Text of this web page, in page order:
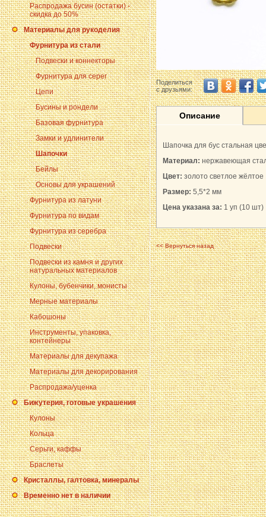
Распродажа бусин (остатки) -
скидка до 50%
Материалы для рукоделия
Фурнитура из стали
Подвески и коннекторы
Фурнитура для серег
Цепи
Бусины и рондели
Базовая фурнитура
Замки и удлинители
Шапочки
Бейлы
Основы для украшений
Фурнитура из латуни
Фурнитура по видам
Фурнитура из серебра
Подвески
Подвески из камня и других
натуральных материалов
Кулоны, бубенчики, монисты
Мерные материалы
Кабошоны
Инструменты, упаковка,
контейнеры
Материалы для декупажа
Материалы для декорирования
Распродажа/уценка
Бижутерия, готовые украшения
Кулоны
Кольца
Серьги, каффы
Браслеты
Кристаллы, галтовка, минералы
Временно нет в наличии
Поделиться
с друзьями:
Описание
Шапочка для бус стальная
Материал: нержавеющая
Цвет: золото светлое жёлтое
Размер: 5,5*2 мм
Цена указана за: 1 уп (10 шт)
<< Вернуться назад